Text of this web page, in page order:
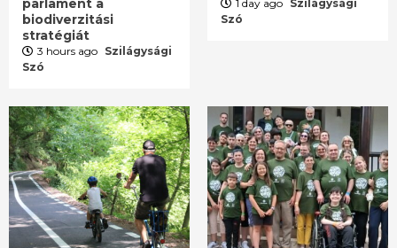
parlament a
biodiverzitási
stratégiát
3 hours ago Szilágysági
Szó
1 day ago Szilágysági
Szó